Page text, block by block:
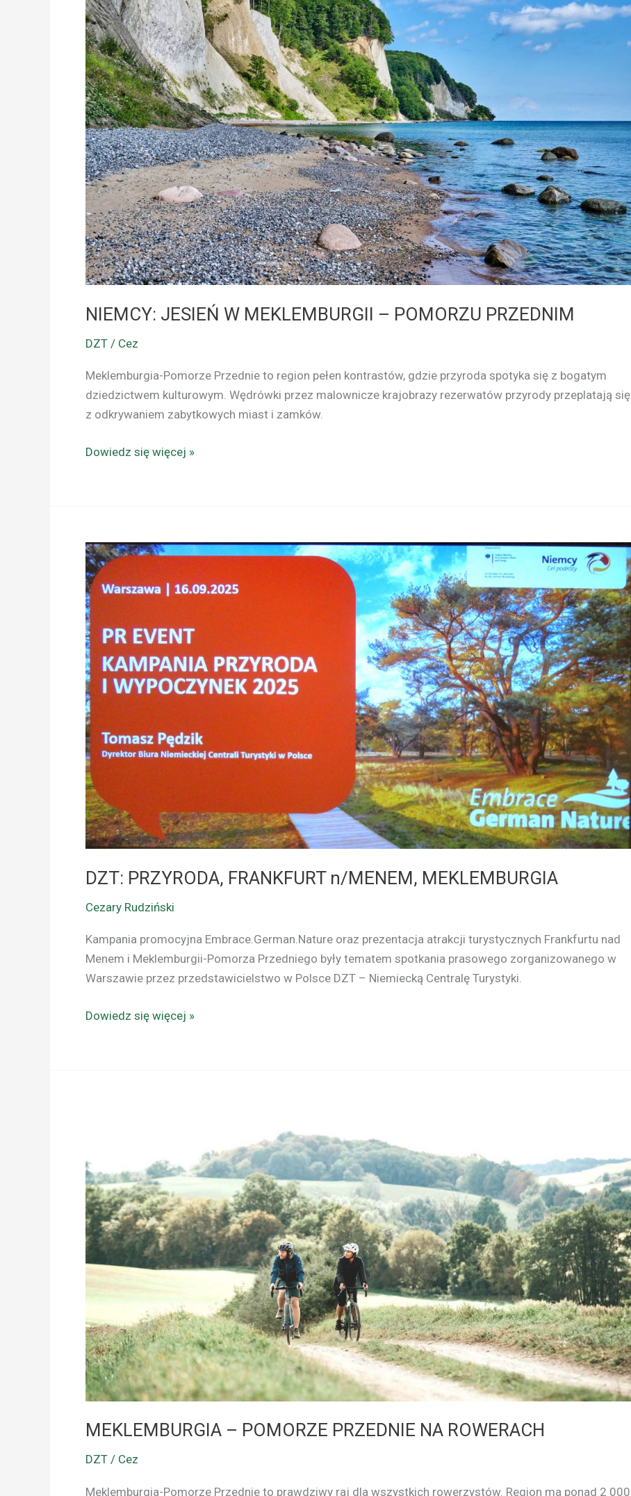
NIEMCY: JESIEŃ W MEKLEMBURGII – POMORZU PRZEDNIM
DZT / Cez
Meklemburgia-Pomorze Przednie to region pełen kontrastów, gdzie przyroda spotyka się z bogatym
dziedzictwem kulturowym. Wędrówki przez malownicze krajobrazy rezerwatów przyrody przeplatają się
z odkrywaniem zabytkowych miast i zamków.
–
POMORZU
PRZEDNIM
Dowiedz się więcej »
DZT: PRZYRODA, FRANKFURT n/MENEM, MEKLEMBURGIA
Cezary Rudziński
Kampania promocyjna Embrace.German.Nature oraz prezentacja atrakcji turystycznych Frankfurtu nad
Menem i Meklemburgii-Pomorza Przedniego były tematem spotkania prasowego zorganizowanego w
Warszawie przez przedstawicielstwo w Polsce DZT – Niemiecką Centralę Turystyki.
DZT:
PRZYRODA,
FRANKFURT
n/MENEM,
MEKLEMBURGIA
Dowiedz się więcej »
MEKLEMBURGIA – POMORZE PRZEDNIE NA ROWERACH
DZT / Cez
Meklemburgia-Pomorze Przednie to prawdziwy raj dla wszystkich rowerzystów. Region ma ponad 2 000
PRZEDNIE
NA
ROWERACH